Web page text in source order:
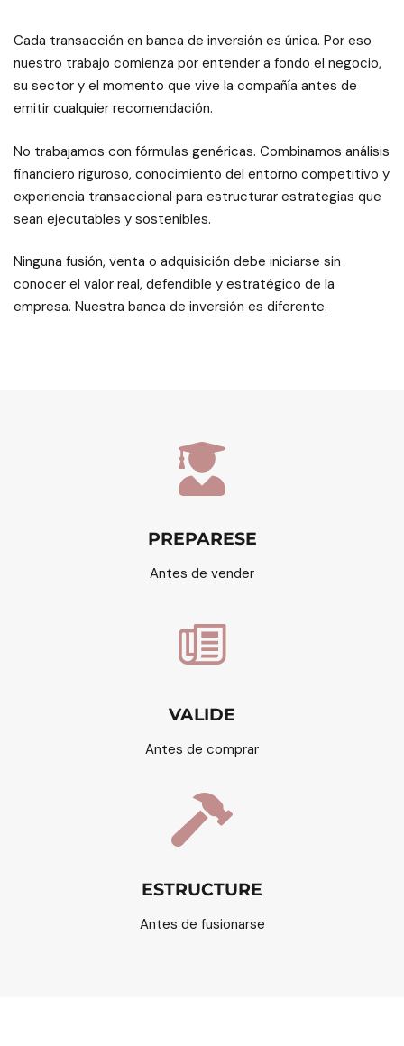
Cada transacción en banca de inversión es única. Por eso
nuestro trabajo comienza por entender a fondo el negocio,
su sector y el momento que vive la compañía antes de
emitir cualquier recomendación.
No trabajamos con fórmulas genéricas. Combinamos análisis
financiero riguroso, conocimiento del entorno competitivo y
experiencia transaccional para estructurar estrategias que
sean ejecutables y sostenibles.
Ninguna fusión, venta o adquisición debe iniciarse sin
conocer el valor real, defendible y estratégico de la
empresa. Nuestra banca de inversión es diferente.
PREPARESE
Antes de vender
VALIDE
Antes de comprar
ESTRUCTURE
Antes de fusionarse